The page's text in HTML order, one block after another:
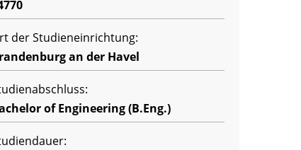
der Studieneinrichtung:
an der Havel
of Engineering (B.Eng.)